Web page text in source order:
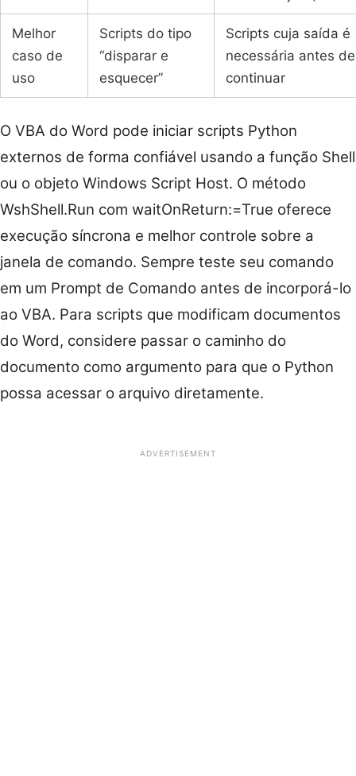
Melhor
caso de
uso
Scripts do tipo
“disparar e
esquecer”
Scripts cuja saída é
necessária antes de
continuar
O VBA do Word pode iniciar scripts Python
externos de forma confiável usando a função Shell
ou o objeto Windows Script Host. O método
WshShell.Run com waitOnReturn:=True oferece
execução síncrona e melhor controle sobre a
janela de comando. Sempre teste seu comando
em um Prompt de Comando antes de incorporá-lo
ao VBA. Para scripts que modificam documentos
do Word, considere passar o caminho do
documento como argumento para que o Python
possa acessar o arquivo diretamente.
ADVERTISEMENT